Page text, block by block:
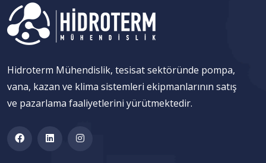
Hidroterm Mühendislik, tesisat sektöründe pompa,
vana, kazan ve klima sistemleri ekipmanlarının satış
ve pazarlama faaliyetlerini yürütmektedir.